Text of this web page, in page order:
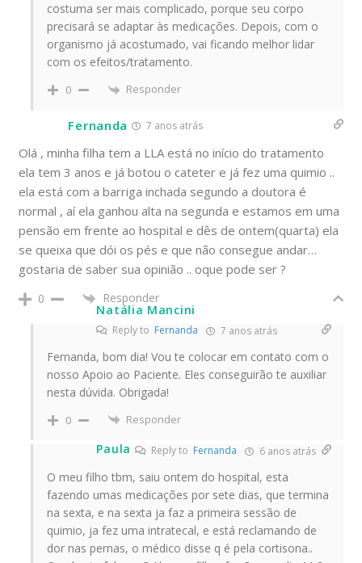
costuma ser mais complicado, porque seu corpo
precisará se adaptar às medicações. Depois, com o
organismo já acostumado, vai ficando melhor lidar
com os efeitos/tratamento.
0 Responder
Fernanda 7 anos atrás
Olá , minha filha tem a LLA está no início do tratamento
ela tem 3 anos e já botou o cateter e já fez uma quimio ..
ela está com a barriga inchada segundo a doutora é
normal , aí ela ganhou alta na segunda e estamos em uma
pensão em frente ao hospital e dês de ontem(quarta) ela
se queixa que dói os pés e que não consegue andar…
gostaria de saber sua opinião .. oque pode ser ?
0
Responder
Natália Mancini
Reply to Fernanda 7 anos atrás
Fernanda, bom dia! Vou te colocar em contato com o
nosso Apoio ao Paciente. Eles conseguirão te auxiliar
nesta dúvida. Obrigada!
0 Responder
Paula Reply to Fernanda 6 anos atrás
O meu filho tbm, saiu ontem do hospital, esta
fazendo umas medicações por sete dias, que termina
na sexta, e na sexta ja faz a primeira sessão de
quimio, ja fez uma intratecal, e está reclamando de
dor nas pernas, o médico disse q é pela cortisona..